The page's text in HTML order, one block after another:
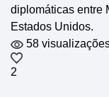
diplomáticas entre
Estados Unidos.
58
2